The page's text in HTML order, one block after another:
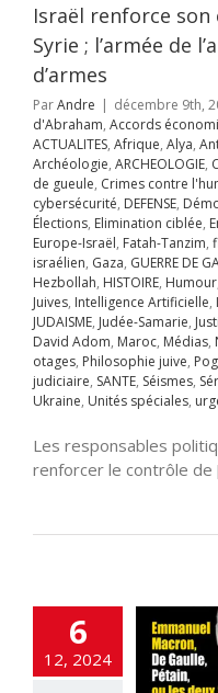
Hamas
HISTOIRE
Incitation à la
Institutions
Intelligence
Iran
JUDAISME
Justice
Kurdistan
Adom Maroc
Non classé
otages
juive Pogrom
Qatar
judiciaire SANTE
Séries Sionisme
TSAHAL
Unités spéciales
Yémen
Israël renforce
Syrie ; l’armée de
d’armes
ParAndre | décembre 9th,
d'Abraham, Accords
ACTUALITES, Afrique, Alya,
Archéologie, ARCHEOLOGIE,
de gueule, Crimes contre
cybersécurité, DEFENSE,
Élections, Elimination ciblée,
Europe-Israël, Fatah-Tanzim,
israélien, Gaza, GUERRE DE
Hezbollah, HISTOIRE, Humour
Juives, Intelligence Artificielle,
JUDAISME, Judée-Samarie,
David Adom, Maroc, Médias,
otages, Philosophie juive,
judiciaire, SANTE, Séismes,
Ukraine, Unités spéciales,
Les responsables
renforcer le contrôle de
6
12, 2024
le
d’Oxygène
d’Israël
LA UNE Accords
Accords
israélo-
ACTUALITES
Alya Anti-
Antisémitisme
Clima-tech
Coup de
cybersécurité
ETATS-
Israël Fatah-
flashinfos